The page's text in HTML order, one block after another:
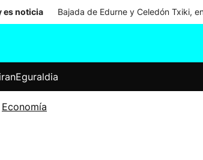
es noticia Bajada de Edurne y Celedón Txiki,
Eguraldia
Economía